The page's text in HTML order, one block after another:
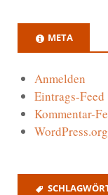
META
Anmelden
Eintrags-Feed
Kommentar-
WordPress.org